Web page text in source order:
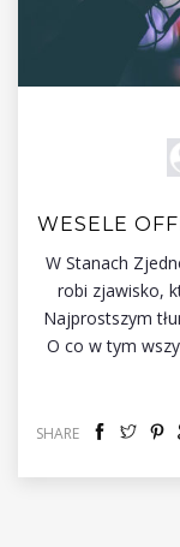
WESELE
W Stanach
robi zjawisko,
Najprostszym
O co w tym
SHARE